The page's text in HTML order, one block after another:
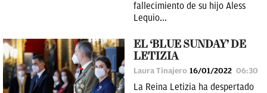
fallecimiento de su hijo Aless
Lequio...
EL ‘BLUE SUNDAY’ DE
LETIZIA
Laura Tinajero 16/01/2022 06:30
La Reina Letizia ha despertado